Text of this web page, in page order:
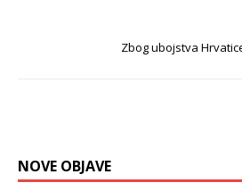
Zbog ubojstva
NOVE OBJAVE